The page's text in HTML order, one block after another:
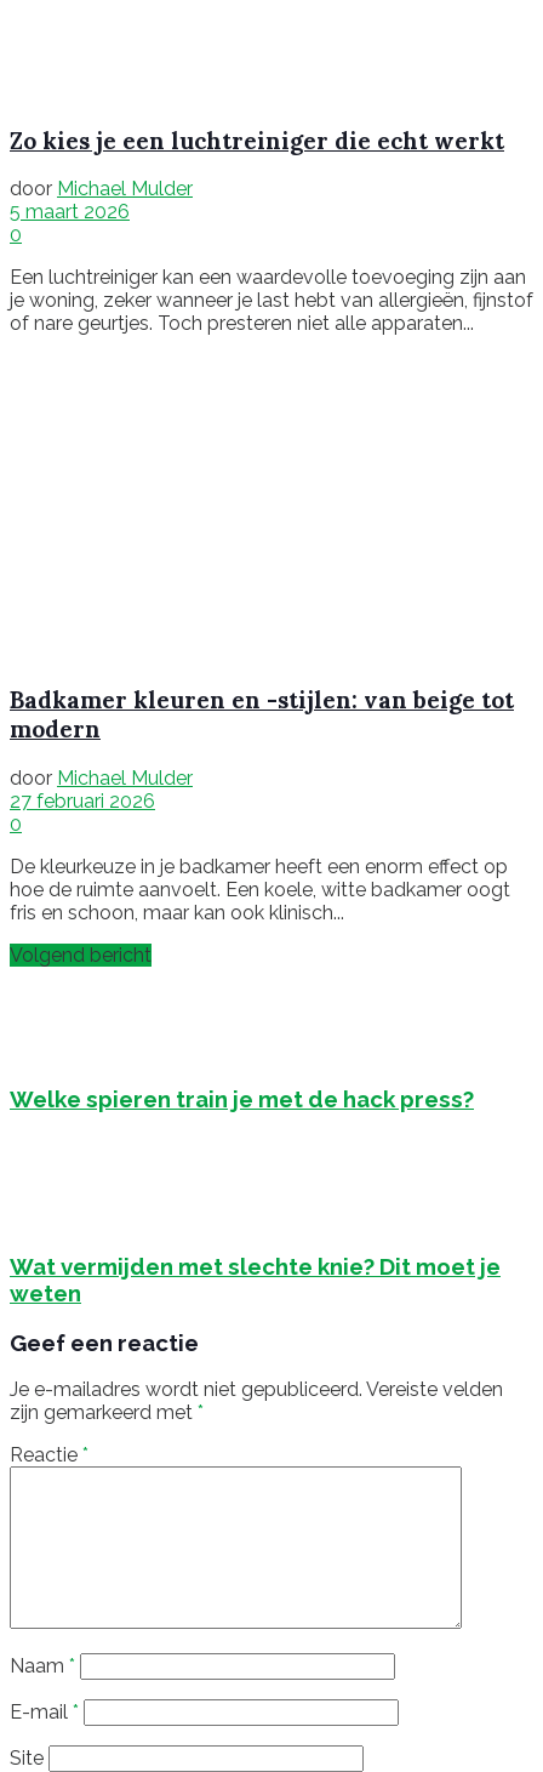
Zo kies je een luchtreiniger die echt werkt
door Michael Mulder
5 maart 2026
0
Een luchtreiniger kan een waardevolle toevoeging zijn aan
je woning, zeker wanneer je last hebt van allergieën, fijnstof
of nare geurtjes. Toch presteren niet alle apparaten...
Badkamer kleuren en -stijlen: van beige tot
modern
door Michael Mulder
27 februari 2026
0
De kleurkeuze in je badkamer heeft een enorm effect op
hoe de ruimte aanvoelt. Een koele, witte badkamer oogt
fris en schoon, maar kan ook klinisch...
Volgend bericht
Welke spieren train je met de hack press?
Wat vermijden met slechte knie? Dit moet je
weten
Geef een reactie
Je e-mailadres wordt niet gepubliceerd. Vereiste velden
zijn gemarkeerd met *
Reactie *
Naam *
E-mail *
Site